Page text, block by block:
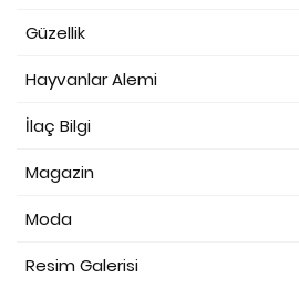
Güzellik
Hayvanlar Alemi
İlaç Bilgi
Magazin
Moda
Resim Galerisi